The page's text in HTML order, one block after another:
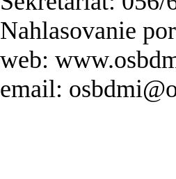
Nahlasovanie
web:
email: